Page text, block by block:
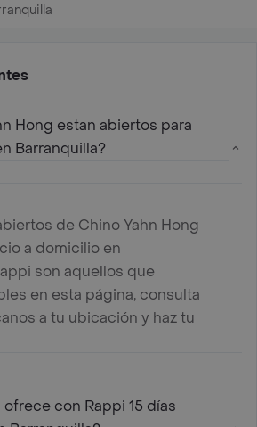
Hong estan abiertos para
Barranquilla?
de Chino Yahn Hong
a domicilio en
son aquellos que
en esta página, consulta
a tu ubicación y haz tu
ofrece con Rappi 15 días